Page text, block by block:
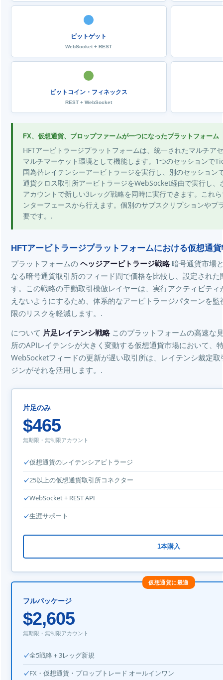
ビットゲット
WebSocket + REST
ビットコイン・フィネックス
REST + WebSocket
FX、仮想通貨、プロップファームが一つになったプラットフォーム
HFTアービトラージプラットフォームは、統一されたマルチア
マルチマーケット環境として機能します。1つのセッションで
国為替レイテンシーアービトラージを実行し、別のセッショ
通貨クロス取引所アービトラージをWebSocket経由で実行し
アカウントで新しい3レッグ戦略を同時に実行できます。これ
ンターフェースから行えます。個別のサブスクリプションやプ
要です。.
HFTアービトラージプラットフォームにおける仮想通
プラットフォームの ヘッジアービトラージ戦略 暗号通貨市場
なる暗号通貨取引所のフィード間で価格を比較し、設定され
す。この戦略の手動取引模倣レイヤーは、実行アクティビテ
えないようにするため、体系的なアービトラージパターンを
限のリスクを軽減します。.
について 片足レイテンシ戦略 このプラットフォームの高速な
所のAPIレイテンシが大きく変動する仮想通貨市場において、
WebSocketフィードの更新が遅い取引所は、レイテンシ裁定
ジンがそれを活用します。.
片足のみ
$465
無期限・無制限アカウント
仮想通貨のレイテンシアビトラージ
25以上の仮想通貨取引所コネクター
WebSocket + REST API
生涯サポート
1本購入
仮想通貨に最適
フルパッケージ
$2,605
無期限・無制限アカウント
全5戦略＋3レッグ新規
FX・仮想通貨・プロップトレード オールインワン